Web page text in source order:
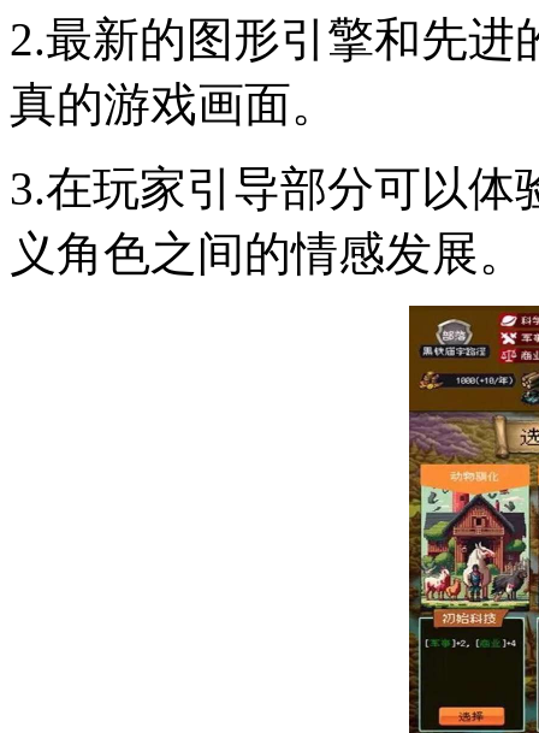
2.最新的图形引擎和先
真的游戏画面。
3.在玩家引导部分可以
义角色之间的情感发展。